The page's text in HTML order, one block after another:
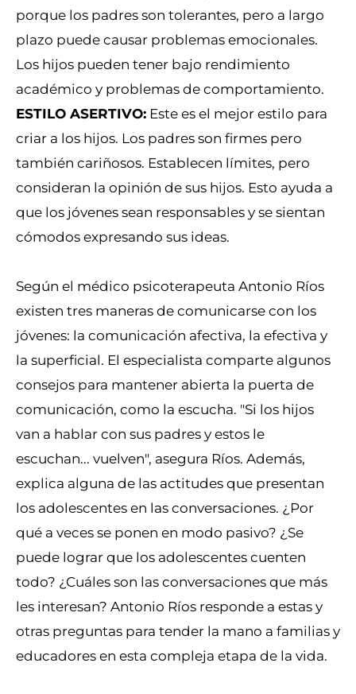
porque los padres son tolerantes, pero a largo
plazo puede causar problemas emocionales.
Los hijos pueden tener bajo rendimiento
académico y problemas de comportamiento.
ESTILO ASERTIVO: Este es el mejor estilo para
criar a los hijos. Los padres son firmes pero
también cariñosos. Establecen límites, pero
consideran la opinión de sus hijos. Esto ayuda a
que los jóvenes sean responsables y se sientan
cómodos expresando sus ideas.
Según el médico psicoterapeuta Antonio Ríos
existen tres maneras de comunicarse con los
jóvenes: la comunicación afectiva, la efectiva y
la superficial. El especialista comparte algunos
consejos para mantener abierta la puerta de
comunicación, como la escucha. "Si los hijos
van a hablar con sus padres y estos le
escuchan... vuelven", asegura Ríos. Además,
explica alguna de las actitudes que presentan
los adolescentes en las conversaciones. ¿Por
qué a veces se ponen en modo pasivo? ¿Se
puede lograr que los adolescentes cuenten
todo? ¿Cuáles son las conversaciones que más
les interesan? Antonio Ríos responde a estas y
otras preguntas para tender la mano a familias y
educadores en esta compleja etapa de la vida.